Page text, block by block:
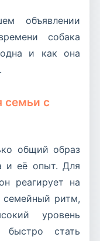
объявлении
собака
и как она
семьи с
общий образ
и её опыт. Для
реагирует на
ритм,
уровень
стать